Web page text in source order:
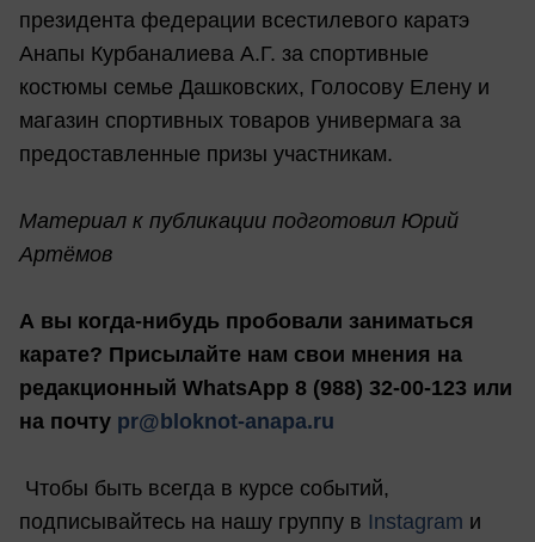
президента федерации всестилевого каратэ
Анапы Курбаналиева А.Г. за спортивные
костюмы семье Дашковских, Голосову Елену и
магазин спортивных товаров универмага за
предоставленные призы участникам.
Материал к публикации подготовил Юрий
Артёмов
А вы когда-нибудь пробовали заниматься
карате? Присылайте нам свои мнения на
редакционный WhatsApp 8 (988) 32-00-123 или
на почту pr@bloknot-anapa.ru
Чтобы быть всегда в курсе событий,
подписывайтесь на нашу группу в Instagram и